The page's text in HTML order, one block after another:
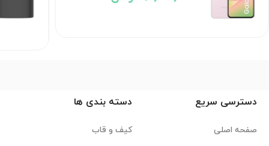
دسترسی سریع
صفحه اصلی
دسته بندی ها
کیف و قاب